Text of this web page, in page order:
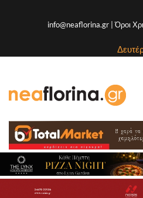
info@neaflorina.gr |Όροι